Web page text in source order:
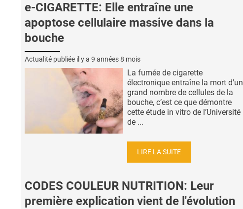
e-CIGARETTE: Elle entraîne une
apoptose cellulaire massive dans la
bouche
Actualité publiée il y a 9 années 8 mois
La fumée de cigarette
électronique entraîne la mort d'un
grand nombre de cellules de la
bouche, c’est ce que démontre
cette étude in vitro de l’Université
de ...
LIRE LA SUITE
CODES COULEUR NUTRITION: Leur
première explication vient de l'évolution